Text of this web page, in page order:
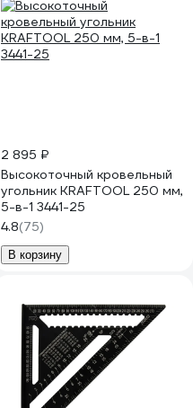
2 895 ₽
Высокоточный кровельный
угольник KRAFTOOL 250 мм,
5-в-1 3441-25
4.8(75)
В корзину